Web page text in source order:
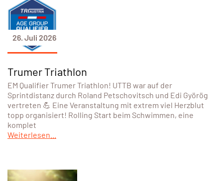
26. Juli 2026
Trumer Triathlon
EM Qualifier Trumer Triathlon! UTTB war auf der
Sprintdistanz durch Roland Petschovitsch und Edi Györög
vertreten 💪 Eine Veranstaltung mit extrem viel Herzblut
topp organisiert! Rolling Start beim Schwimmen, eine
komplet
Weiterlesen...